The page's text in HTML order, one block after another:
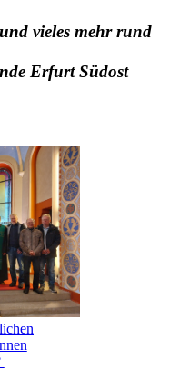
vieles mehr rund
Erfurt Südost